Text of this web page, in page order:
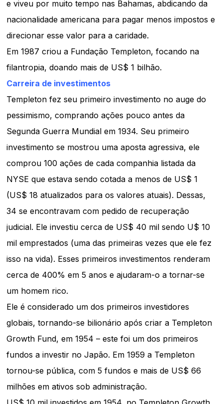
e viveu por muito tempo nas Bahamas, abdicando da
nacionalidade americana para pagar menos impostos e
direcionar esse valor para a caridade.
Em 1987 criou a Fundação Templeton, focando na
filantropia, doando mais de US$ 1 bilhão.
Carreira de investimentos
Templeton fez seu primeiro investimento no auge do
pessimismo, comprando ações pouco antes da
Segunda Guerra Mundial em 1934. Seu primeiro
investimento se mostrou uma aposta agressiva, ele
comprou 100 ações de cada companhia listada da
NYSE que estava sendo cotada a menos de US$ 1
(US$ 18 atualizados para os valores atuais). Dessas,
34 se encontravam com pedido de recuperação
judicial. Ele investiu cerca de US$ 40 mil sendo U$ 10
mil emprestados (uma das primeiras vezes que ele fez
isso na vida). Esses primeiros investimentos renderam
cerca de 400% em 5 anos e ajudaram-o a tornar-se
um homem rico.
Ele é considerado um dos primeiros investidores
globais, tornando-se bilionário após criar a Templeton
Growth Fund, em 1954 – este foi um dos primeiros
fundos a investir no Japão. Em 1959 a Templeton
tornou-se pública, com 5 fundos e mais de US$ 66
milhões em ativos sob administração.